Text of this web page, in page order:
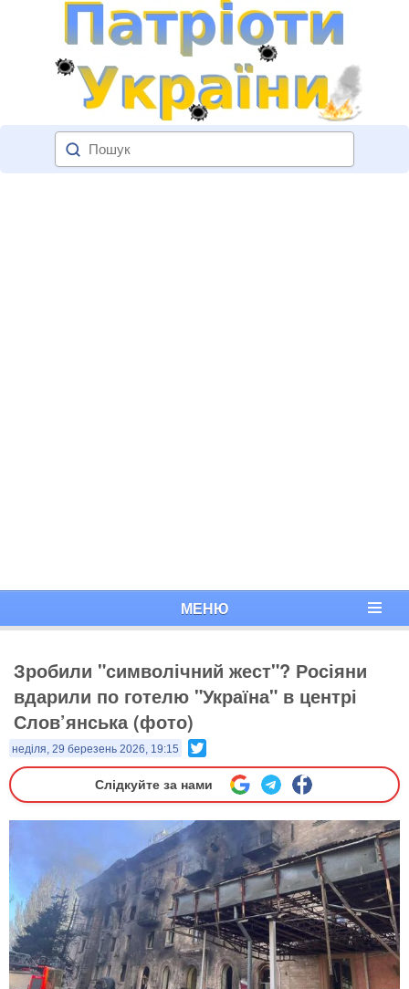
МЕНЮ
Зробили "символічний жест"? Росіяни
вдарили по готелю "Україна" в центрі
Слов’янська (фото)
неділя, 29 березень 2026, 19:15
Слідкуйте за нами